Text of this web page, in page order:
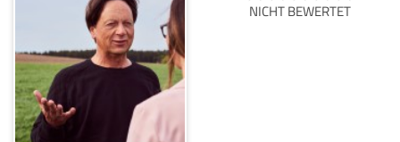
NICHT BEWERTET